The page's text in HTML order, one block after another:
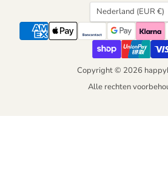
Land
Nederland (EUR €)
Copyright © 2026
Alle rechten